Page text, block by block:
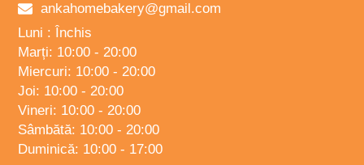
ankahomebakery@gmail.com
Luni : Închis
Marți: 10:00 - 20:00
Miercuri: 10:00 - 20:00
Joi: 10:00 - 20:00
Vineri: 10:00 - 20:00
Sâmbătă: 10:00 - 20:00
Duminică: 10:00 - 17:00